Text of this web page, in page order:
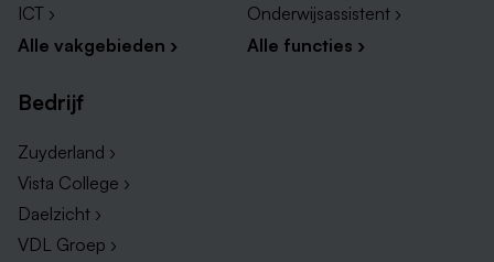
ICT ›
Alle vakgebieden ›
Onderwijsassistent ›
Alle functies ›
Bedrijf
Zuyderland ›
Vista College ›
Daelzicht ›
VDL Groep ›